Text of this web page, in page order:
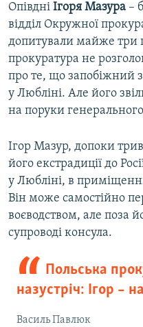
Опівдні Ігоря Мазура –
відділ Окружної
допитували майже три
прокуратура не
про те, що запобіжний
у Любліні. Але його
на поруки
Ігор Мазур, допоки
його екстрадиції до
у Любліні, в
Він може самостійно
воєводством, але поза
супроводі консула.
Польська
назустріч: Ігор –
Василь Павлюк